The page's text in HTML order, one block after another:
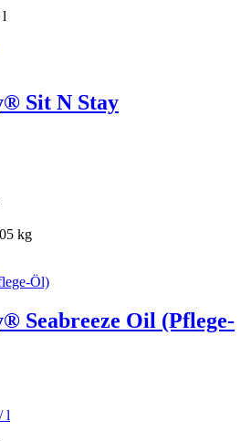
l
Sit N Stay
kg
Seabreeze Oil (Pflege-
/l